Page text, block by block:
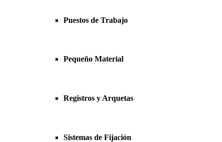
Puestos de Trabajo
Pequeño Material
Registros y Arquetas
Sistemas de Fijación